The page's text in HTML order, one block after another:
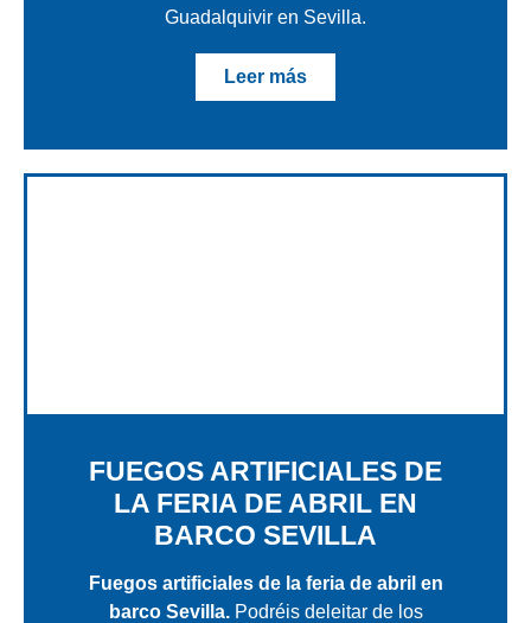
Guadalquivir en Sevilla.
Leer más
FUEGOS ARTIFICIALES DE
LA FERIA DE ABRIL EN
BARCO SEVILLA
Fuegos artificiales de la feria de abril en
barco Sevilla.Podréis deleitar de los